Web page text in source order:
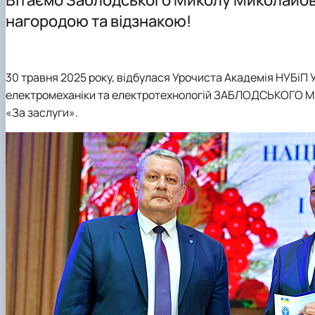
Навчальні та виробничі практики
Академічна доброчесність
Навчально-допоміжний персонал кафедри
Дорадча діяльність
Студентські наукові гуртки
ОНП «Електроенергетика, електротехніка та
нагородою та відзнакою!
30 травня 2025 року, відбулася Урочиста Академія
електромеханіки та електротехнологійЗАБЛОДСЬКОГО
«За заслуги».